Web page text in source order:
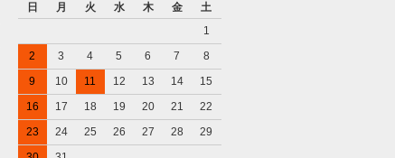
日
月 火 水 木 金
土
1
2
3 4 5 6 7
8
9
10 11 12 13 14
15
16
17 18 19 20 21
22
23
24 25 26 27 28
29